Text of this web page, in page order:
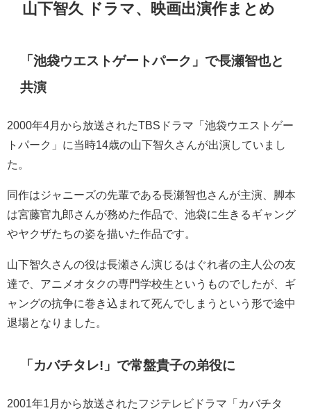
山下智久 ドラマ、映画出演作まとめ
「池袋ウエストゲートパーク」で長瀬智也と
共演
2000年4月から放送されたTBSドラマ「池袋ウエストゲー
トパーク」に当時14歳の山下智久さんが出演していまし
た。
同作はジャニーズの先輩である長瀬智也さんが主演、脚本
は宮藤官九郎さんが務めた作品で、池袋に生きるギャング
やヤクザたちの姿を描いた作品です。
山下智久さんの役は長瀬さん演じるはぐれ者の主人公の友
達で、アニメオタクの専門学校生というものでしたが、ギ
ャングの抗争に巻き込まれて死んでしまうという形で途中
退場となりました。
「カバチタレ!」で常盤貴子の弟役に
2001年1月から放送されたフジテレビドラマ「カバチタ